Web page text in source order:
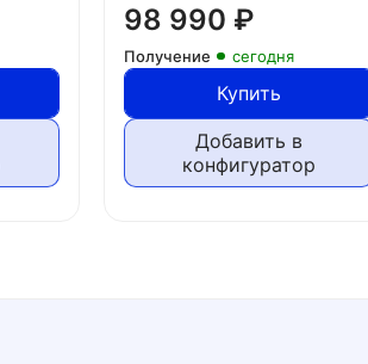
98 990 ₽
Получение сегодня
Купить
Добавить в
конфигуратор